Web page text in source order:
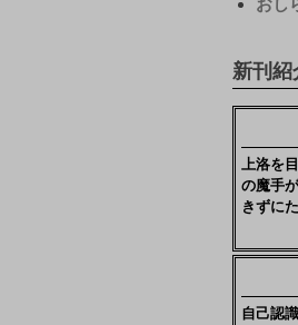
おし
新刊紹
上洛を
の魔手
きずに
自己認